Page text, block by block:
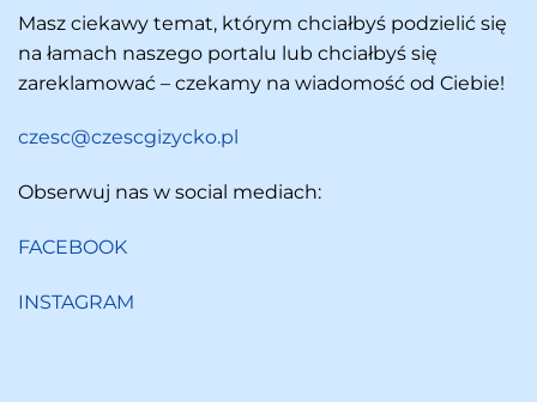
Masz ciekawy temat, którym chciałbyś podzielić się
na łamach naszego portalu lub chciałbyś się
zareklamować – czekamy na wiadomość od Ciebie!
czesc@czescgizycko.pl
Obserwuj nas w social mediach:
FACEBOOK
INSTAGRAM